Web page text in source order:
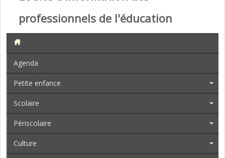
professionnels de l'éducation
Agenda
Petite enfance
Scolaire
Périscolaire
Culture